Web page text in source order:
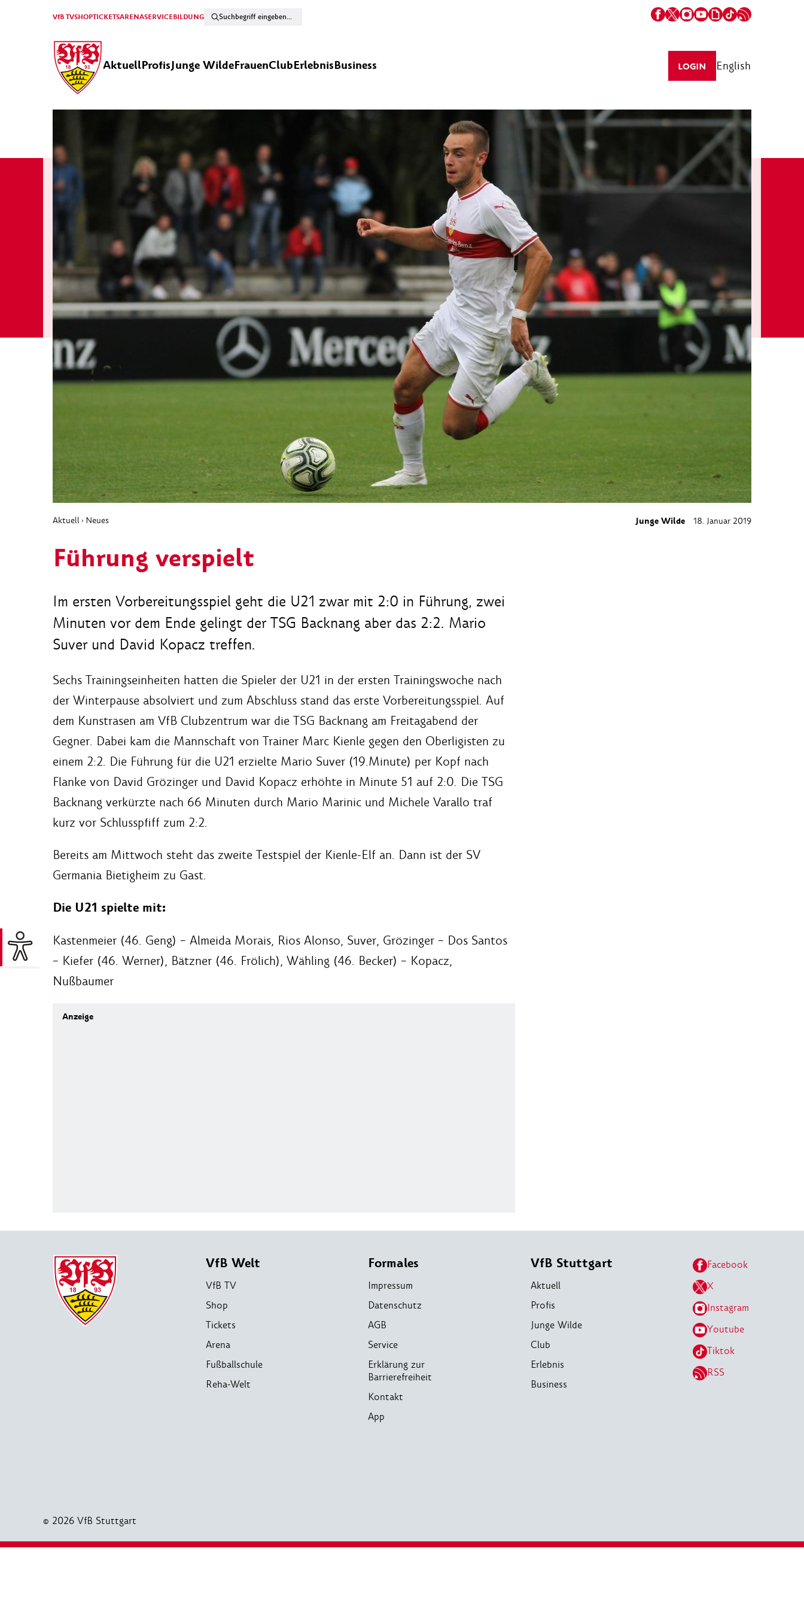
VfB TVSHOPTICKETSARENASERVICEBILDUNG
AktuellProfisJunge WildeFrauenClubErlebnisBusiness LOGIN English
Aktuell › Neues Junge Wilde 18. Januar 2019
Führung verspielt
Im ersten Vorbereitungsspiel geht die U21 zwar mit 2:0 in Führung, zwei
Minuten vor dem Ende gelingt der TSG Backnang aber das 2:2. Mario
Suver und David Kopacz treffen.
Sechs Trainingseinheiten hatten die Spieler der U21 in der ersten Trainingswoche nach
der Winterpause absolviert und zum Abschluss stand das erste Vorbereitungsspiel. Auf
dem Kunstrasen am VfB Clubzentrum war die TSG Backnang am Freitagabend der
Gegner. Dabei kam die Mannschaft von Trainer Marc Kienle gegen den Oberligisten zu
einem 2:2. Die Führung für die U21 erzielte Mario Suver (19.Minute) per Kopf nach
Flanke von David Grözinger und David Kopacz erhöhte in Minute 51 auf 2:0. Die TSG
Backnang verkürzte nach 66 Minuten durch Mario Marinic und Michele Varallo traf
kurz vor Schlusspfiff zum 2:2.
Bereits am Mittwoch steht das zweite Testspiel der Kienle-Elf an. Dann ist der SV
Germania Bietigheim zu Gast.
Die U21 spielte mit:
Kastenmeier (46. Geng) – Almeida Morais, Rios Alonso, Suver, Grözinger – Dos Santos
– Kiefer (46. Werner), Bätzner (46. Frölich), Wähling (46. Becker) – Kopacz,
Nußbaumer
VfB Welt
VfB TV
Shop
Tickets
Arena
Fußballschule
Reha-Welt
Formales
Impressum
Datenschutz
AGB
Service
Erklärung zur
Barrierefreiheit
Kontakt
App
VfB Stuttgart
Aktuell
Profis
Junge Wilde
Club
Erlebnis
Business
Facebook
X
Instagram
Youtube
Tiktok
RSS
© 2026 VfB Stuttgart